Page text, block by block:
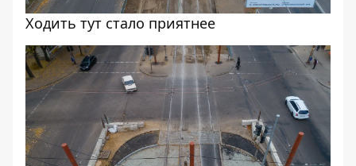
Ходить тут стало приятнее